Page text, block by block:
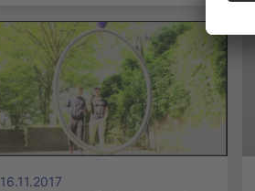
16.11.2017